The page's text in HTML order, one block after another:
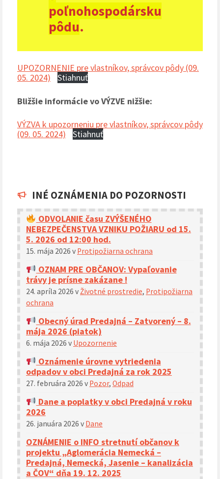
poľnohospodársku
pôdu.
UPOZORNENIE pre vlastníkov, správcov pôdy (09.
05. 2024)
Stiahnuť
Bližšie informácie vo VÝZVE nižšie:
VÝZVA k upozorneniu pre vlastníkov, správcov pôdy
(09. 05. 2024)
Stiahnuť
INÉ OZNÁMENIA DO POZORNOSTI
ODVOLANIE času ZVÝŠENÉHO
NEBEZPEČENSTVA VZNIKU POŽIARU od 15.
5. 2026 od 12:00 hod.
15. mája 2026 v Protipožiarna ochrana
OZNAM PRE OBČANOV: Vypaľovanie
trávy je prísne zakázane !
24. apríla 2026 vŽivotné prostredie, Protipožiarna
ochrana
Obecný úrad Predajná – Zatvorený – 8.
mája 2026 (piatok)
6. mája 2026 v Upozornenie
Oznámenie úrovne vytriedenia
odpadov v obci Predajná za rok 2025
27. februára 2026 v Pozor, Odpad
Dane a poplatky v obci Predajná v roku
2026
26. januára 2026 v Dane
OZNÁMENIE o INFO stretnutí občanov k
projektu „Aglomerácia Nemecká –
Predajná, Nemecká, Jasenie – kanalizácia
a ČOV“ dňa 19. 12. 2025